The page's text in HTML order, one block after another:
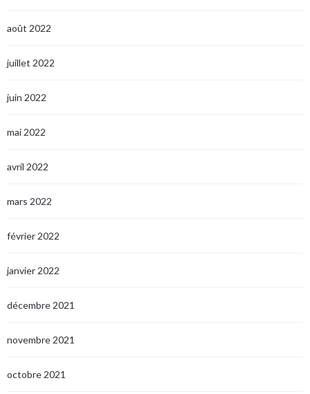
août 2022
juillet 2022
juin 2022
mai 2022
avril 2022
mars 2022
février 2022
janvier 2022
décembre 2021
novembre 2021
octobre 2021